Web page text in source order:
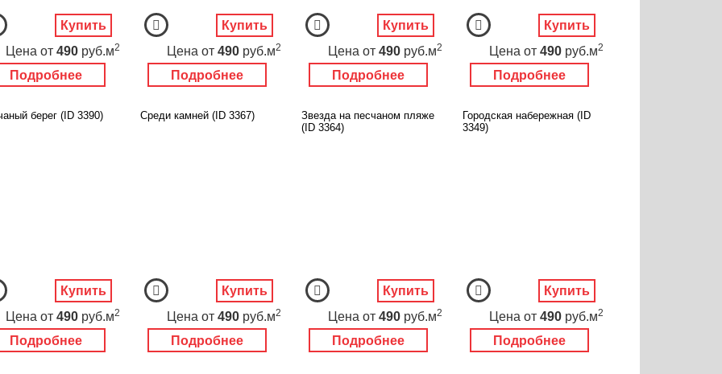
Подробнее
Цена от 490 руб.м2
Купить
Подробнее
Цена от 490 руб.м2
Купить
Подробнее
Цена от 490 руб.м2
Купить
Подробнее
Цена от 490 руб.м2
Купить
берег (ID 3390)
Подробнее
Цена от 490 руб.м2
Купить
Среди камней (ID 3367)
Подробнее
Цена от 490 руб.м2
Купить
Звезда на песчаном пляже
(ID 3364)
Подробнее
Цена от 490 руб.м2
Купить
Городская набережная (ID
3349)
Подробнее
Цена от 490 руб.м2
Купить